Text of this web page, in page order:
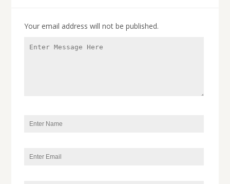
Your email address will not be published.